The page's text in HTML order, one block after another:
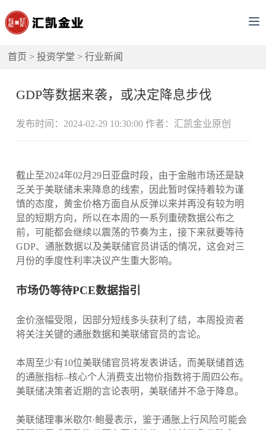
首页 >投资学堂 >行业新闻
GDP等数据来袭，或决定降息步伐
发布时间：2024-02-29 10:30:00 作者：汇凯金业原创
截止至2024年02月29日亚盘时段，由于金融市场还是缺
乏关于美联储未来降息的线索，因此暂时保持着较为谨
慎的态度，黄金价格方面自从反弹以来并再没有较为明
显的短期方向，所以在本周的一系列重磅数据公布之
前，可能都会继续以震荡的节奏为主，接下来就要等待
GDP、通胀数据以及美联储官员讲话的情况，这会对三
月份的季度性利率决议产生重大影响。
市场仍等待PCE数据指引
金价涨幅受限，因部分短线多头获利了结，本周投资者
将关注关键的通胀数据和美联储官员的言论。
本周至少有10位美联储官员将发表讲话，而美联储首选
的通胀指标–核心个人消费支出物价指数将于周四公布。
美联储决策者近期的言论表明，美联储并不急于降息。
美联储理事米歇尔·鲍曼表示，鉴于通胀上行风险可能会